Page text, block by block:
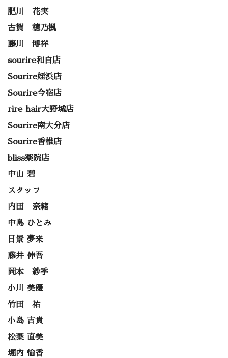
肥川 花実
古賀 穂乃楓
藤川 博祥
sourire和白店
Sourire姪浜店
Sourire今宿店
rire hair大野城店
Sourire南大分店
Sourire香椎店
bliss薬院店
中山 碧
スタッフ
内田 奈緒
中島 ひとみ
日景 夢来
藤井 伸吾
岡本 紗季
小川 美優
竹田 祐
小島 吉貴
松葉 直美
堀内 愉香